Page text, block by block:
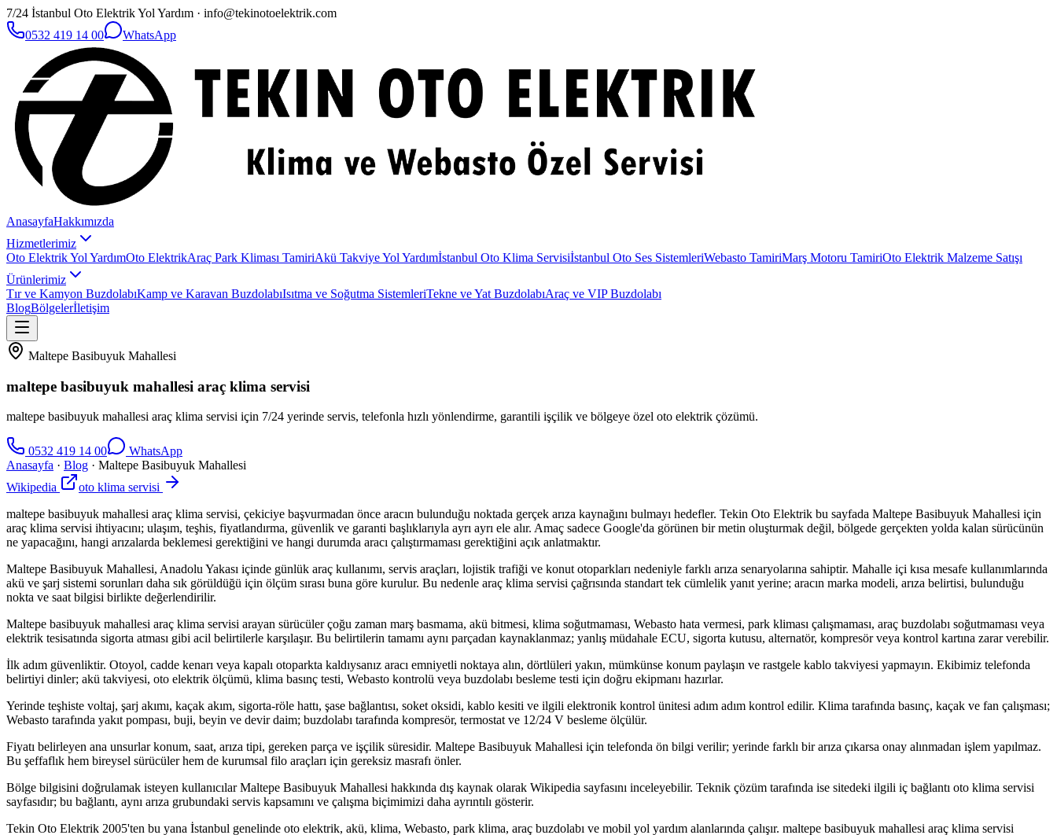
7/24 İstanbul Oto Elektrik Yol Yardım · info@tekinotoelektrik.com
0532 419 14 00
WhatsApp
AnasayfaHakkımızda
Hizmetlerimiz
Oto Elektrik Yol YardımOto ElektrikAraç Park Kliması TamiriAkü Takviye Yol Yardımİstanbul Oto Klima Servisiİstanbul Oto Ses SistemleriWebasto TamiriMarş Motoru TamiriOto Elektrik Malzeme Satışı
Ürünlerimiz
Tır ve Kamyon BuzdolabıKamp ve Karavan BuzdolabıIsıtma ve Soğutma SistemleriTekne ve Yat BuzdolabıAraç ve VIP Buzdolabı
BlogBölgelerİletişim
Maltepe Basibuyuk Mahallesi
maltepe basibuyuk mahallesi araç klima servisi
maltepe basibuyuk mahallesi araç klima servisi için 7/24 yerinde servis, telefonla hızlı yönlendirme, garantili işçilik ve bölgeye özel oto elektrik çözümü.
0532 419 14 00
WhatsApp
Anasayfa · Blog · Maltepe Basibuyuk Mahallesi
Wikipedia
oto klima servisi
maltepe basibuyuk mahallesi araç klima servisi, çekiciye başvurmadan önce aracın bulunduğu noktada gerçek arıza kaynağını bulmayı hedefler. Tekin Oto Elektrik bu sayfada Maltepe Basibuyuk Mahallesi için
araç klima servisi ihtiyacını; ulaşım, teşhis, fiyatlandırma, güvenlik ve garanti başlıklarıyla ayrı ayrı ele alır. Amaç sadece Google'da görünen bir metin oluşturmak değil, bölgede gerçekten yolda kalan sürücünün
ne yapacağını, hangi arızalarda beklemesi gerektiğini ve hangi durumda aracı çalıştırmaması gerektiğini açık anlatmaktır.
Maltepe Basibuyuk Mahallesi, Anadolu Yakası içinde günlük araç kullanımı, servis araçları, lojistik trafiği ve konut otoparkları nedeniyle farklı arıza senaryolarına sahiptir. Mahalle içi kısa mesafe kullanımlarında
akü ve şarj sistemi sorunları daha sık görüldüğü için ölçüm sırası buna göre kurulur. Bu nedenle araç klima servisi çağrısında standart tek cümlelik yanıt yerine; aracın marka modeli, arıza belirtisi, bulunduğu
nokta ve saat bilgisi birlikte değerlendirilir.
Maltepe basibuyuk mahallesi araç klima servisi arayan sürücüler çoğu zaman marş basmama, akü bitmesi, klima soğutmaması, Webasto hata vermesi, park kliması çalışmaması, araç buzdolabı soğutmaması veya
elektrik tesisatında sigorta atması gibi acil belirtilerle karşılaşır. Bu belirtilerin tamamı aynı parçadan kaynaklanmaz; yanlış müdahale ECU, sigorta kutusu, alternatör, kompresör veya kontrol kartına zarar verebilir.
İlk adım güvenliktir. Otoyol, cadde kenarı veya kapalı otoparkta kaldıysanız aracı emniyetli noktaya alın, dörtlüleri yakın, mümkünse konum paylaşın ve rastgele kablo takviyesi yapmayın. Ekibimiz telefonda
belirtiyi dinler; akü takviyesi, oto elektrik ölçümü, klima basınç testi, Webasto kontrolü veya buzdolabı besleme testi için doğru ekipmanı hazırlar.
Yerinde teşhiste voltaj, şarj akımı, kaçak akım, sigorta-röle hattı, şase bağlantısı, soket oksidi, kablo kesiti ve ilgili elektronik kontrol ünitesi adım adım kontrol edilir. Klima tarafında basınç, kaçak ve fan çalışması;
Webasto tarafında yakıt pompası, buji, beyin ve devir daim; buzdolabı tarafında kompresör, termostat ve 12/24 V besleme ölçülür.
Fiyatı belirleyen ana unsurlar konum, saat, arıza tipi, gereken parça ve işçilik süresidir. Maltepe Basibuyuk Mahallesi için telefonda ön bilgi verilir; yerinde farklı bir arıza çıkarsa onay alınmadan işlem yapılmaz.
Bu şeffaflık hem bireysel sürücüler hem de kurumsal filo araçları için gereksiz masrafı önler.
Bölge bilgisini doğrulamak isteyen kullanıcılar Maltepe Basibuyuk Mahallesi hakkında dış kaynak olarak Wikipedia sayfasını inceleyebilir. Teknik çözüm tarafında ise sitedeki ilgili iç bağlantı oto klima servisi
sayfasıdır; bu bağlantı, aynı arıza grubundaki servis kapsamını ve çalışma biçimimizi daha ayrıntılı gösterir.
Tekin Oto Elektrik 2005'ten bu yana İstanbul genelinde oto elektrik, akü, klima, Webasto, park klima, araç buzdolabı ve mobil yol yardım alanlarında çalışır. maltepe basibuyuk mahallesi araç klima servisi